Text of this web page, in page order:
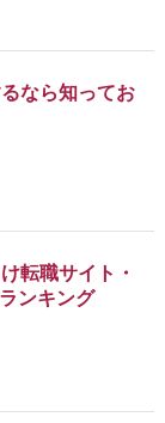
なら知ってお
転職サイト・
ンキング